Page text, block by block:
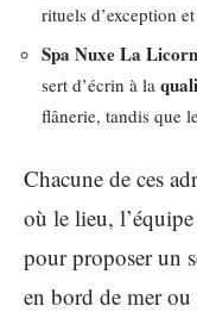
rituels d’exception
Spa Nuxe La
sert d’écrin à la
flânerie, tandis que
Chacune de ces
où le lieu,
pour proposer un
en bord de mer